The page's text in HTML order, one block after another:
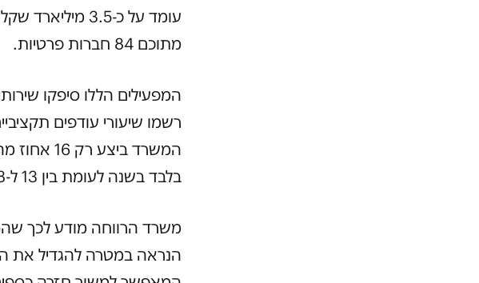
מתוכם 84 חברות פרטיות.
המפעילים הללו סיפקו
רשמו שיעורי עודפים
המשרד
בלבד בשנה לעומת בין 13 ל-18 ביקורות שהיה אמור לבצע.
משרד הרווחה מודע לכך
הנראה במטרה להגדיל את